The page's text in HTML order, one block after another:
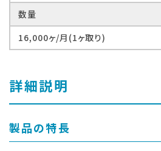
数量
16,000ヶ/月(1ヶ取り)
詳細説明
製品の特長